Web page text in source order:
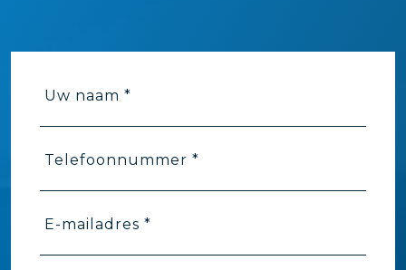
Uw naam *
Telefoonnummer *
E-mailadres *